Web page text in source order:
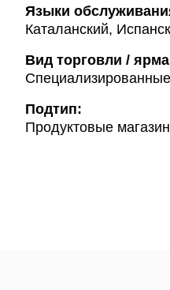
Языки
Каталанский,
Вид торговли /
Подтип:
Продуктовые